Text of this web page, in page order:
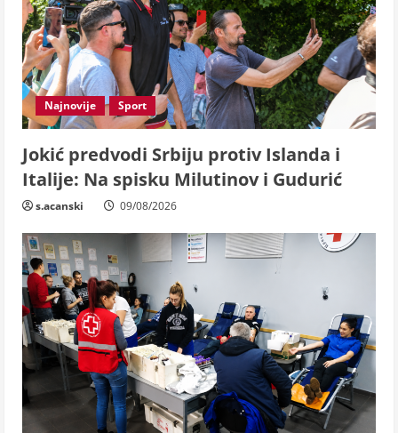
Najnovije Sport
Jokić predvodi Srbiju protiv Islanda i
Italije: Na spisku Milutinov i Gudurić
s.acanski 09/08/2026